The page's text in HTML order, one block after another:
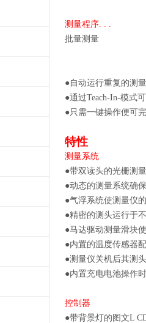
测量程序. . .
批量测量
●自动运行重复的测
●通过Teach-In-模式
●只需一键操作便可
特性
测量系统
●带双读头的光栅测
●动态的测量系统确
●气浮系统使测量仪
●精密的测头运行于
●马达驱动测量滑块
●内置的温度传感器
●测量仪关机后其测
●内置充电电池操作
控制器
●带背景灯的图文L